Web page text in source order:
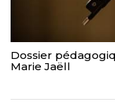
Dossier
Marie Jaëll